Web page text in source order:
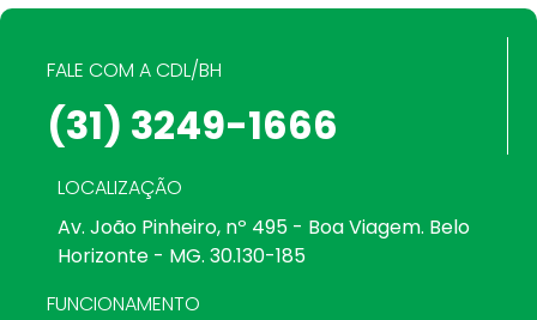
FALE COM A CDL/BH
(31) 3249-1666
LOCALIZAÇÃO
Av. João Pinheiro, nº 495 - Boa Viagem. Belo
Horizonte - MG. 30.130-185
FUNCIONAMENTO